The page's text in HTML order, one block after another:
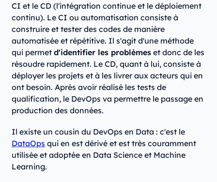
CI et le CD (l'intégration continue et le déploiement
continu). Le CI ou automatisation consiste à
construire et tester des codes de manière
automatisée et répétitive. Il s'agit d'une méthode
qui permet d'identifier les problèmes et donc de les
résoudre rapidement. Le CD, quant à lui, consiste à
déployer les projets et à les livrer aux acteurs qui en
ont besoin. Après avoir réalisé les tests de
qualification, le DevOps va permettre le passage en
production des données.
Il existe un cousin du DevOps en Data : c'est le
DataOps qui en est dérivé et est très couramment
utilisée et adoptée en Data Science et Machine
Learning.